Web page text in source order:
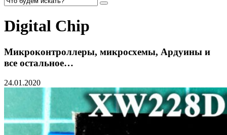
Digital Chip
Микроконтроллеры, микросхемы, Ардуины и
все остальное…
24.01.2020